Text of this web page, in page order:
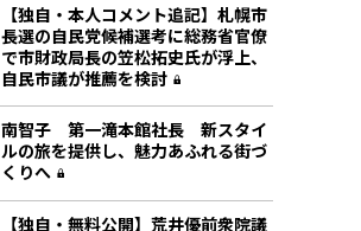
【独自・本人コメント追記】札幌市
長選の自民党候補選考に総務省官僚
で市財政局長の笠松拓史氏が浮上、
自民市議が推薦を検討
南智子 第一滝本館社長 新スタイ
ルの旅を提供し、魅力あふれる街づ
くりへ
【独自・無料公開】荒井優前衆院議